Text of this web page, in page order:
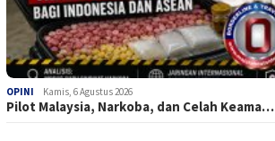
OPINI Kamis, 6 Agustus 2026
Pilot Malaysia, Narkoba, dan Celah Keama…